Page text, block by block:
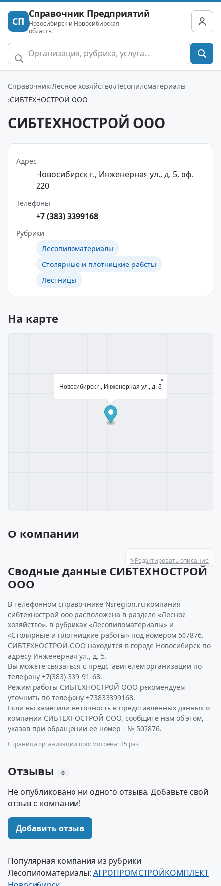
СП
Справочник Предприятий
Новосибирск и Новосибирская
область
Справочник Лесное хозяйство Лесопиломатериалы
СИБТЕХНОСТРОЙ ООО
СИБТЕХНОСТРОЙ ООО
Адрес
Новосибирск г., Инженерная ул., д. 5, оф.
220
Телефоны
+7 (383) 3399168
Рубрики
Лесопиломатериалы
Столярные и плотницкие работы
Лестницы
На карте
Новосибирск г., Инженерная ул., д. 5
×
О компании
✎Редактировать описание
Сводные данные СИБТЕХНОСТРОЙ
ООО
В телефонном справочнике Nsregion.ru компания
сибтехнострой ооо расположена в разделе «Лесное
хозяйство», в рубриках «Лесопиломатериалы» и
«Столярные и плотницкие работы» под номером 507876.
СИБТЕХНОСТРОЙ ООО находится в городе Новосибирск по
адресу Инженерная ул., д. 5.
Вы можете связаться с представителем организации по
телефону +7(383) 339-91-68.
Режим работы СИБТЕХНОСТРОЙ ООО рекомендуем
уточнить по телефону +73833399168.
Если вы заметили неточность в представленных данных о
компании СИБТЕХНОСТРОЙ ООО, сообщите нам об этом,
указав при обращении ее номер - № 507876.
Страница организации просмотрена: 35 раз
Отзывы 0
Не опубликовано ни одного отзыва. Добавьте свой
отзыв о компании!
Добавить отзыв
Популярная компания из рубрики
Лесопиломатериалы: АГРОПРОМСТРОЙКОМПЛЕКТ